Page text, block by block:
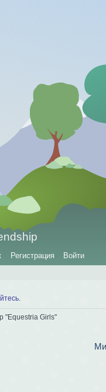
Регистрация Войти
"Equestria Girls"